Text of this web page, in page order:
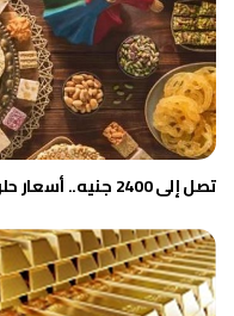
تصل إلى 2400 جنيه.. أسعار حلوى المولد 2026 تثير الجدل